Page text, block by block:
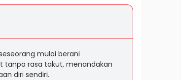
mulai berani
tanpa rasa takut, menandakan
diri sendiri.